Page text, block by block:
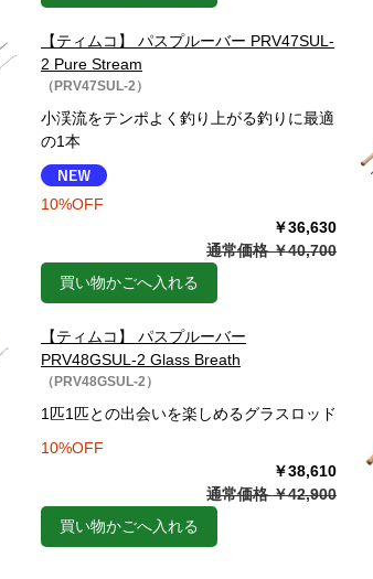
【ティムコ】 パスプルーバー PRV47SUL-
2 Pure Stream
（PRV47SUL-2）
小渓流をテンポよく釣り上がる釣りに最適
の1本
10%OFF
￥36,630
通常価格 ￥40,700
買い物かごへ入れる
【ティムコ】 パスプルーバー
PRV48GSUL-2 Glass Breath
（PRV48GSUL-2）
1匹1匹との出会いを楽しめるグラスロッド
10%OFF
￥38,610
通常価格 ￥42,900
買い物かごへ入れる